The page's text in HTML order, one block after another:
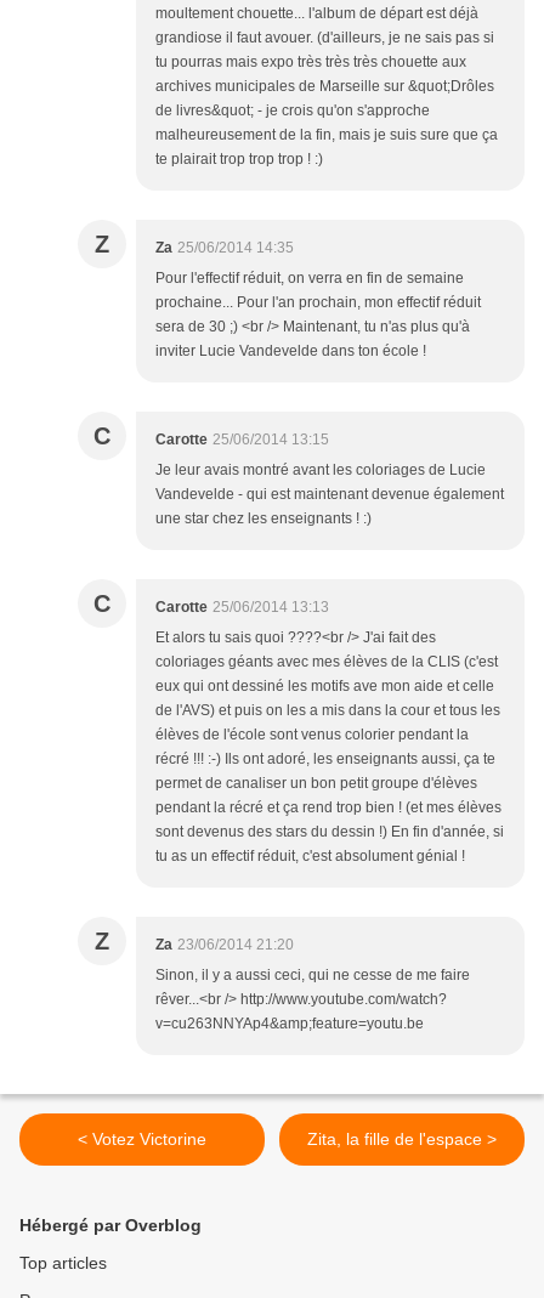
moultement chouette... l'album de départ est déjà
grandiose il faut avouer. (d'ailleurs, je ne sais pas si
tu pourras mais expo très très très chouette aux
archives municipales de Marseille sur &quot;Drôles
de livres&quot; - je crois qu'on s'approche
malheureusement de la fin, mais je suis sure que ça
te plairait trop trop trop ! :)
Z Za 25/06/2014 14:35
Pour l'effectif réduit, on verra en fin de semaine
prochaine... Pour l'an prochain, mon effectif réduit
sera de 30 ;) <br /> Maintenant, tu n'as plus qu'à
inviter Lucie Vandevelde dans ton école !
C Carotte 25/06/2014 13:15
Je leur avais montré avant les coloriages de Lucie
Vandevelde - qui est maintenant devenue également
une star chez les enseignants ! :)
C Carotte 25/06/2014 13:13
Et alors tu sais quoi ????<br /> J'ai fait des
coloriages géants avec mes élèves de la CLIS (c'est
eux qui ont dessiné les motifs ave mon aide et celle
de l'AVS) et puis on les a mis dans la cour et tous les
élèves de l'école sont venus colorier pendant la
récré !!! :-) Ils ont adoré, les enseignants aussi, ça te
permet de canaliser un bon petit groupe d'élèves
pendant la récré et ça rend trop bien ! (et mes élèves
sont devenus des stars du dessin !) En fin d'année, si
tu as un effectif réduit, c'est absolument génial !
Z Za 23/06/2014 21:20
Sinon, il y a aussi ceci, qui ne cesse de me faire
rêver...<br /> http://www.youtube.com/watch?
v=cu263NNYAp4&amp;feature=youtu.be
< Votez Victorine Zita, la fille de l'espace >
Hébergé par Overblog
Top articles